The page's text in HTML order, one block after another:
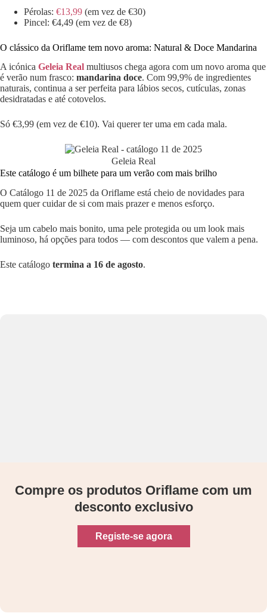
Pérolas: €13,99 (em vez de €30)
Pincel: €4,49 (em vez de €8)
O clássico da Oriflame tem novo aroma: Natural & Doce Mandarina
A icónica Geleia Real multiusos chega agora com um novo aroma que
é verão num frasco: mandarina doce. Com 99,9% de ingredientes
naturais, continua a ser perfeita para lábios secos, cutículas, zonas
desidratadas e até cotovelos.
Só €3,99 (em vez de €10). Vai querer ter uma em cada mala.
Geleia Real
Este catálogo é um bilhete para um verão com mais brilho
O Catálogo 11 de 2025 da Oriflame está cheio de novidades para
quem quer cuidar de si com mais prazer e menos esforço.
Seja um cabelo mais bonito, uma pele protegida ou um look mais
luminoso, há opções para todos — com descontos que valem a pena.
Este catálogo termina a 16 de agosto.
Compre os produtos Oriflame com um
desconto exclusivo
Registe-se agora